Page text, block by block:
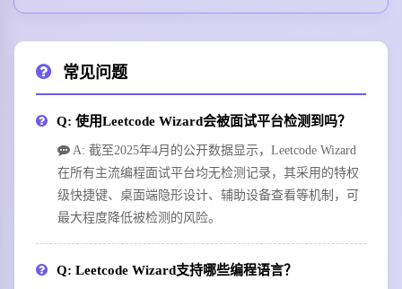
常见问题
Q: 使用Leetcode Wizard会被面试平台检测到吗？
A: 截至2025年4月的公开数据显示，Leetcode Wizard
在所有主流编程面试平台均无检测记录，其采用的特权
级快捷键、桌面端隐形设计、辅助设备查看等机制，可
最大程度降低被检测的风险。
Q: Leetcode Wizard支持哪些编程语言？